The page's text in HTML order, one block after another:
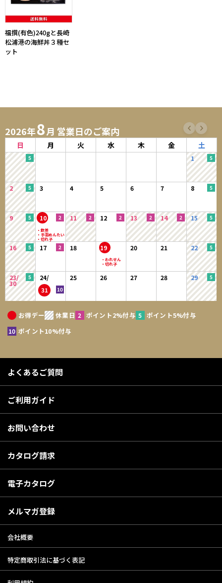
福撰(有色)240gと長崎
松浦港の海鮮丼３種セ
ット
2026年8月 営業日のご案内
日 月 火 水 木 金 土
1
2 3 4 5 6 7 8
9 10 11 12 13 14 15
16 17 18 19 20 21 22
23/
30
24/
31
25 26 27 28 29
お得デー 休業日 ポイント2%付与
ポイント5%付与
ポイント10%付与
よくあるご質問
ご利用ガイド
お問い合わせ
カタログ請求
電子カタログ
メルマガ登録
会社概要
特定商取引法に基づく表記